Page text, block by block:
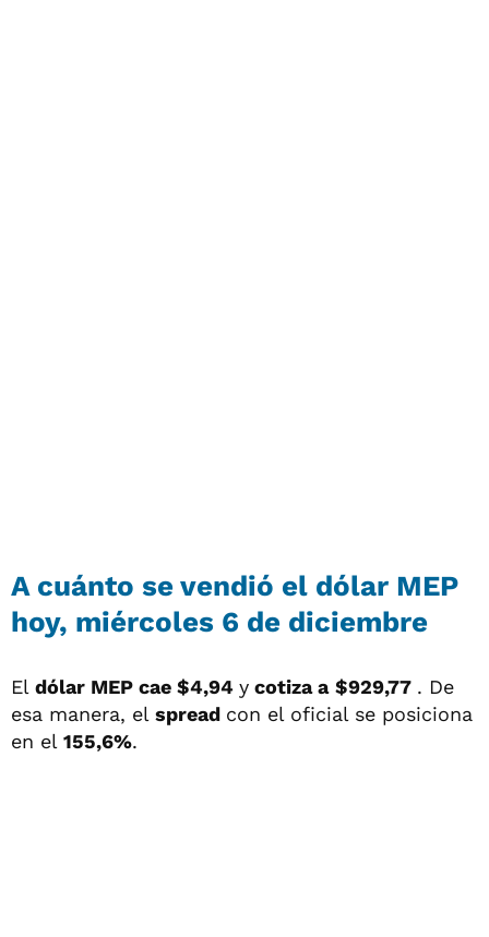
A cuánto se vendió el dólar MEP
hoy, miércoles 6 de diciembre
El dólar MEP cae $4,94 y cotiza a $929,77 . De
esa manera, el spread con el oficial se posiciona
en el 155,6%.